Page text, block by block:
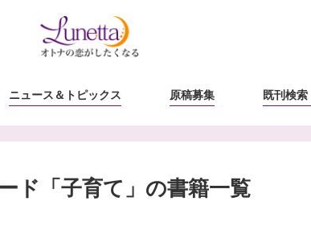
ニュース ＆トピックス 原稿募集 既刊検索
ド「子育て」の書籍一覧